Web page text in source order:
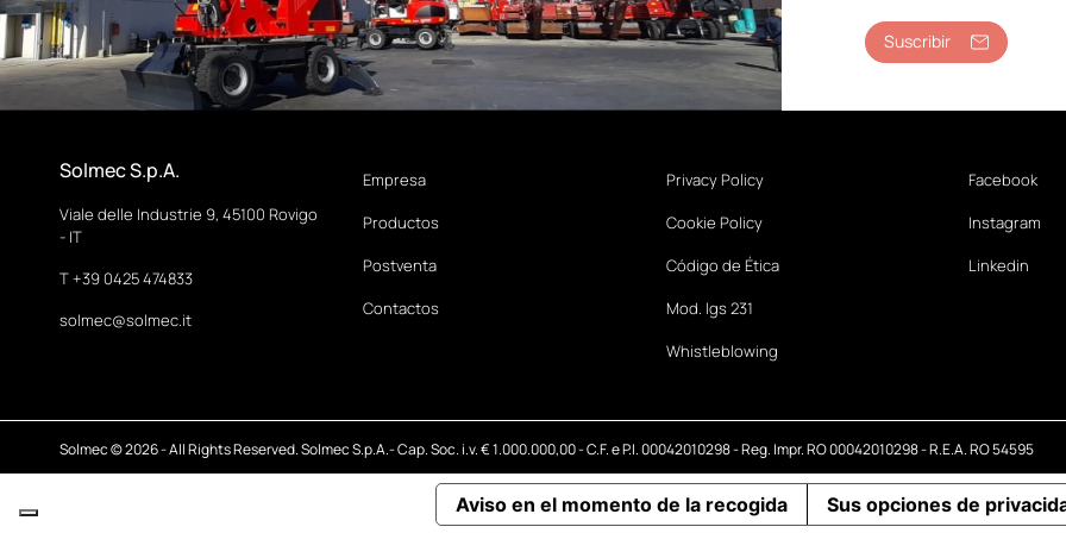
Suscribir
Solmec S.p.A.
Viale delle Industrie 9, 45100 Rovigo
- IT
T +39 0425 474833
solmec@solmec.it
Empresa
Productos
Postventa
Contactos
Privacy Policy
Cookie Policy
Código de Ética
Mod. lgs 231
Whistleblowing
Facebook
Instagram
Linkedin
Solmec © 2026 - All Rights Reserved. Solmec S.p.A.- Cap. Soc. i.v. € 1.000.000,00 - C.F. e P.I. 00042010298 - Reg. Impr. RO 00042010298 - R.E.A. RO 54595
Aviso en el momento de la recogida Sus opciones de